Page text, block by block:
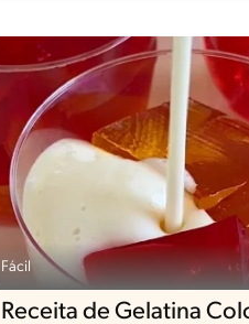
Fácil
Receita de Gelatina